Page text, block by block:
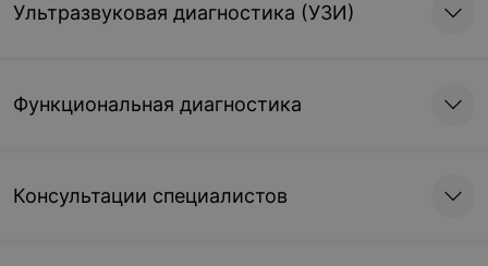
Флюорография профилактическая в 2 проекциях
Ультразвуковая диагностика (УЗИ)
Функциональная диагностика
Консультации специалистов